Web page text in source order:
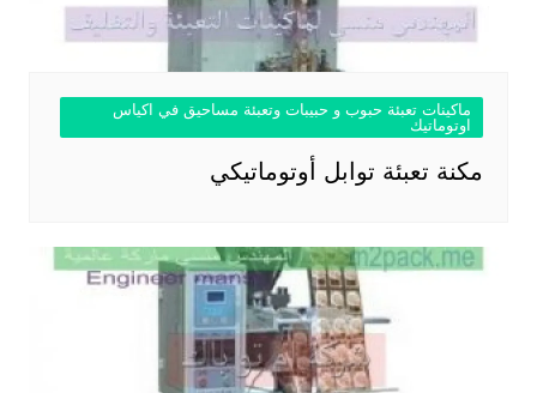
ماكينات تعبئة حبوب و حبيبات وتعبئة مساحيق في اكياس
اوتوماتيك
مكنة تعبئة توابل أوتوماتيكي